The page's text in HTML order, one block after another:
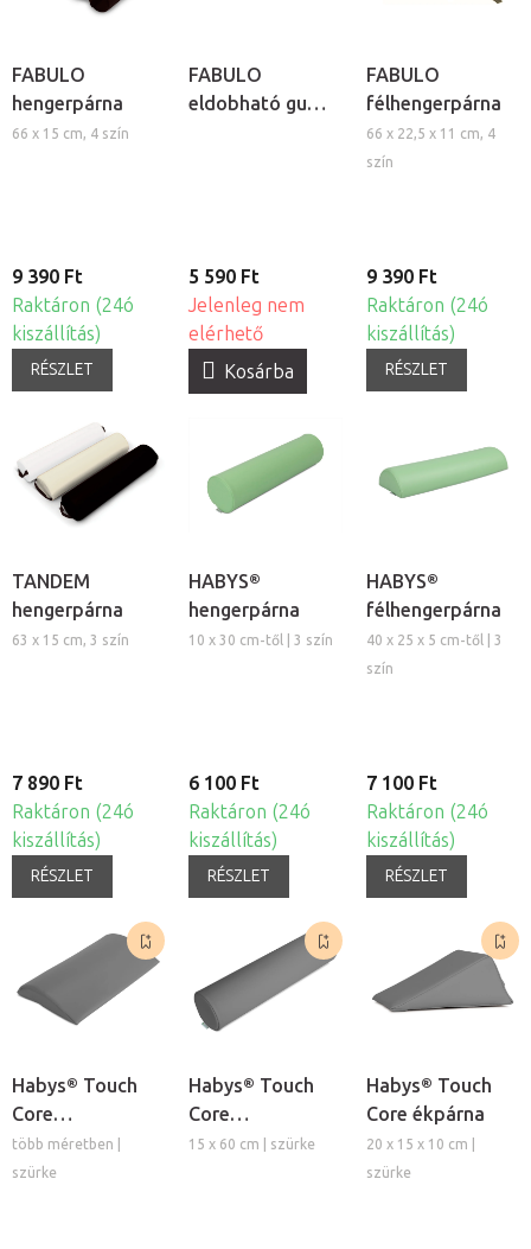
FABULO
hengerpárna
66 x 15 cm, 4 szín
9 390 Ft
Raktáron (24ó
kiszállítás)
RÉSZLET
FABULO
eldobható gumis
5 590 Ft
Jelenleg nem
elérhető
Kosárba
FABULO
félhengerpárna
66 x 22,5 x 11 cm, 4
szín
9 390 Ft
Raktáron (24ó
kiszállítás)
RÉSZLET
TANDEM
hengerpárna
63 x 15 cm, 3 szín
7 890 Ft
Raktáron (24ó
kiszállítás)
RÉSZLET
HABYS®
hengerpárna
10 x 30 cm-től | 3 szín
6 100 Ft
Raktáron (24ó
kiszállítás)
RÉSZLET
HABYS®
félhengerpárna
40 x 25 x 5 cm-től | 3
szín
7 100 Ft
Raktáron (24ó
kiszállítás)
RÉSZLET
Habys® Touch
Core
félhengerpárna
több méretben |
szürke
Habys® Touch
Core
hengerpárna
15 x 60 cm | szürke
Habys® Touch
Core ékpárna
20 x 15 x 10 cm |
szürke